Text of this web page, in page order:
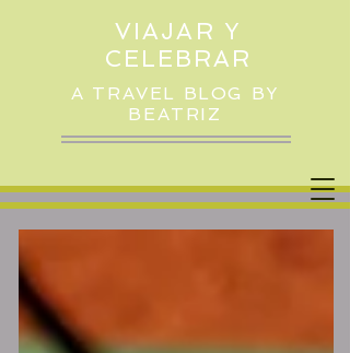
VIAJAR Y
CELEBRAR
A TRAVEL BLOG BY
BEATRIZ